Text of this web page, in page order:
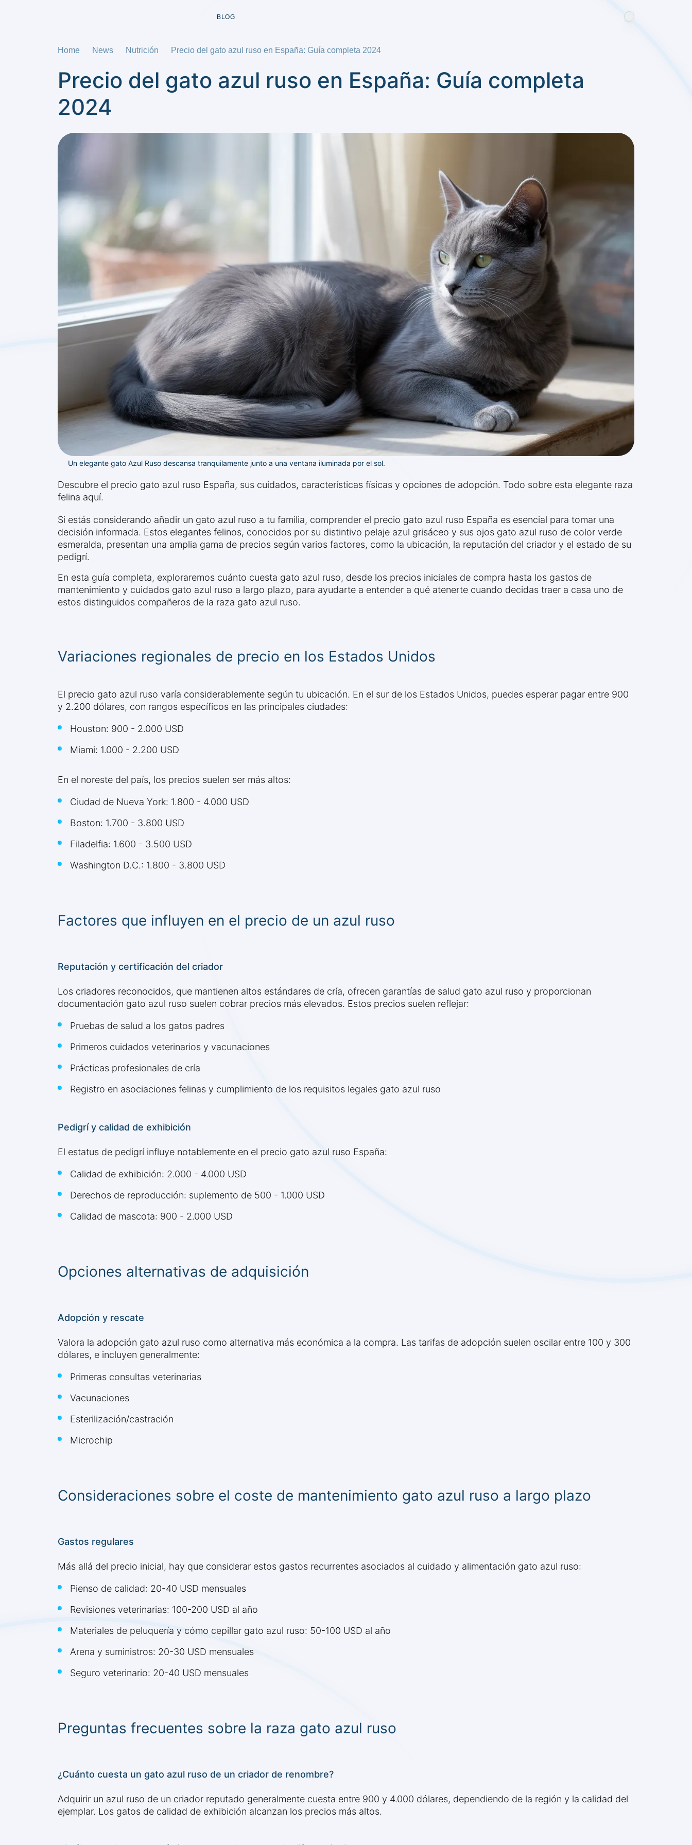
BLOG
Home News Nutrición Precio del gato azul ruso en España: Guía completa 2024
Precio del gato azul ruso en España: Guía completa
2024
Un elegante gato Azul Ruso descansa tranquilamente junto a una ventana iluminada por el sol.
Descubre el precio gato azul ruso España, sus cuidados, características físicas y opciones de adopción. Todo sobre esta elegante raza
felina aquí.
Si estás considerando añadir un gato azul ruso a tu familia, comprender el precio gato azul ruso España es esencial para tomar una
decisión informada. Estos elegantes felinos, conocidos por su distintivo pelaje azul grisáceo y sus ojos gato azul ruso de color verde
esmeralda, presentan una amplia gama de precios según varios factores, como la ubicación, la reputación del criador y el estado de su
pedigrí.
En esta guía completa, exploraremos cuánto cuesta gato azul ruso, desde los precios iniciales de compra hasta los gastos de
mantenimiento y cuidados gato azul ruso a largo plazo, para ayudarte a entender a qué atenerte cuando decidas traer a casa uno de
estos distinguidos compañeros de la raza gato azul ruso.
Variaciones regionales de precio en los Estados Unidos
El precio gato azul ruso varía considerablemente según tu ubicación. En el sur de los Estados Unidos, puedes esperar pagar entre 900
y 2.200 dólares, con rangos específicos en las principales ciudades:
Houston: 900 - 2.000 USD
Miami: 1.000 - 2.200 USD
En el noreste del país, los precios suelen ser más altos:
Ciudad de Nueva York: 1.800 - 4.000 USD
Boston: 1.700 - 3.800 USD
Filadelfia: 1.600 - 3.500 USD
Washington D.C.: 1.800 - 3.800 USD
Factores que influyen en el precio de un azul ruso
Reputación y certificación del criador
Los criadores reconocidos, que mantienen altos estándares de cría, ofrecen garantías de salud gato azul ruso y proporcionan
documentación gato azul ruso suelen cobrar precios más elevados. Estos precios suelen reflejar:
Pruebas de salud a los gatos padres
Primeros cuidados veterinarios y vacunaciones
Prácticas profesionales de cría
Registro en asociaciones felinas y cumplimiento de los requisitos legales gato azul ruso
Pedigrí y calidad de exhibición
El estatus de pedigrí influye notablemente en el precio gato azul ruso España:
Calidad de exhibición: 2.000 - 4.000 USD
Derechos de reproducción: suplemento de 500 - 1.000 USD
Calidad de mascota: 900 - 2.000 USD
Opciones alternativas de adquisición
Adopción y rescate
Valora la adopción gato azul ruso como alternativa más económica a la compra. Las tarifas de adopción suelen oscilar entre 100 y 300
dólares, e incluyen generalmente:
Primeras consultas veterinarias
Vacunaciones
Esterilización/castración
Microchip
Consideraciones sobre el coste de mantenimiento gato azul ruso a largo plazo
Gastos regulares
Más allá del precio inicial, hay que considerar estos gastos recurrentes asociados al cuidado y alimentación gato azul ruso:
Pienso de calidad: 20-40 USD mensuales
Revisiones veterinarias: 100-200 USD al año
Materiales de peluquería y cómo cepillar gato azul ruso: 50-100 USD al año
Arena y suministros: 20-30 USD mensuales
Seguro veterinario: 20-40 USD mensuales
Preguntas frecuentes sobre la raza gato azul ruso
¿Cuánto cuesta un gato azul ruso de un criador de renombre?
Adquirir un azul ruso de un criador reputado generalmente cuesta entre 900 y 4.000 dólares, dependiendo de la región y la calidad del
ejemplar. Los gatos de calidad de exhibición alcanzan los precios más altos.